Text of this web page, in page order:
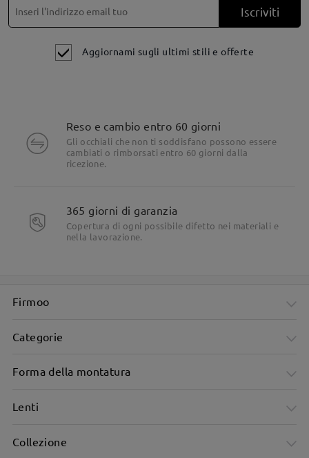
Iscriviti
Aggiornami sugli ultimi stili e offerte
Reso e cambio entro 60 giorni
Gli occhiali che non ti soddisfano possono essere
cambiati o rimborsati entro 60 giorni dalla
ricezione.
365 giorni di garanzia
Copertura di ogni possibile difetto nei materiali e
nella lavorazione.
Firmoo
Categorie
Forma della montatura
Lenti
Collezione